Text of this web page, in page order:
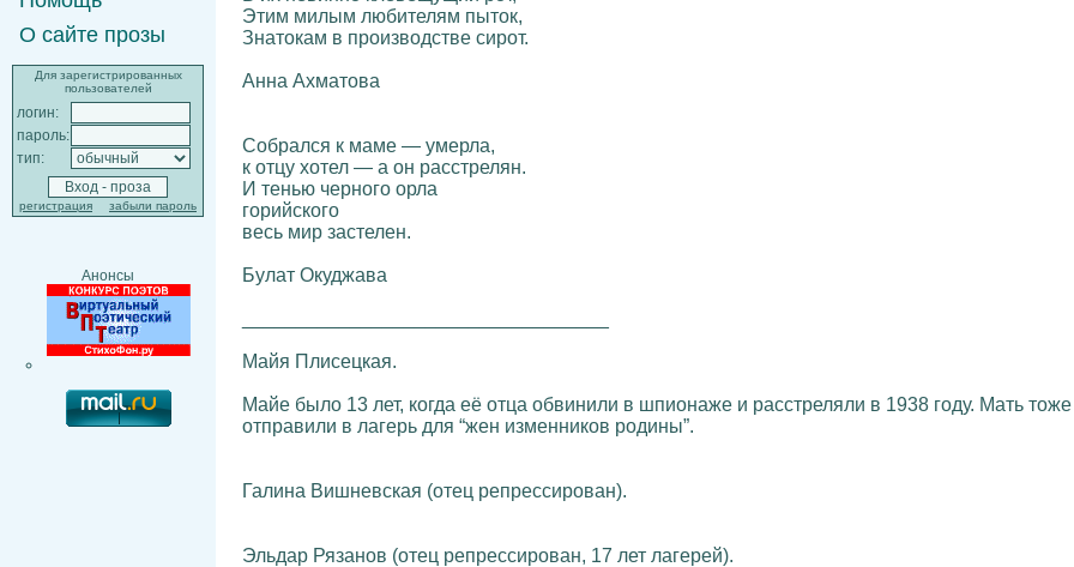
О сайте прозы
Для зарегистрированных
пользователей
логин:
пароль:
тип:
регистрация забыли пароль
Анонсы
Этим милым любителям пыток,
Знатокам в производстве сирот.
Анна Ахматова
Собрался к маме — умерла,
к отцу хотел — а он расстрелян.
И тенью черного орла
горийского
весь мир застелен.
Булат Окуджава
Майя Плисецкая.
Майе было 13 лет, когда её отца обвинили в шпионаже и расстреляли в 1938 году. Мать
отправили в лагерь для “жен изменников родины”.
Галина Вишневская (отец репрессирован).
Эльдар Рязанов (отец репрессирован, 17 лет лагерей).